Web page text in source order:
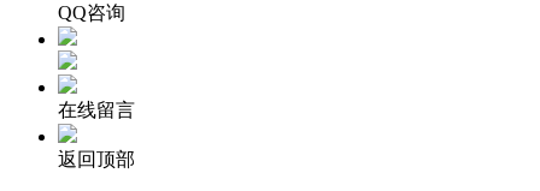
QQ咨询
在线留言
返回顶部